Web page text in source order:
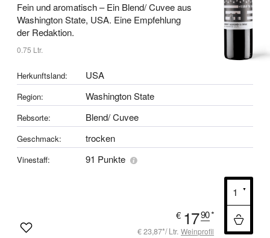
Fein und aromatisch –Ein Blend/ Cuvee aus
Washington State, USA. Eine Empfehlung
der Redaktion.
0.75 Ltr.
Herkunftsland: USA
Region: Washington State
Rebsorte: Blend/ Cuvee
Geschmack: trocken
Vinestaff: 91 Punkte
€ 1790*
€ 23,87*/ Ltr. Weinprofil